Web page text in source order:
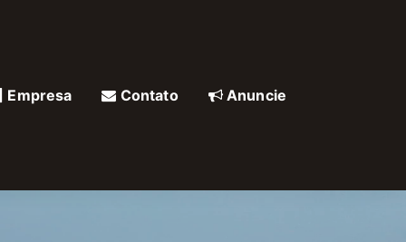
Empresa Contato Anuncie